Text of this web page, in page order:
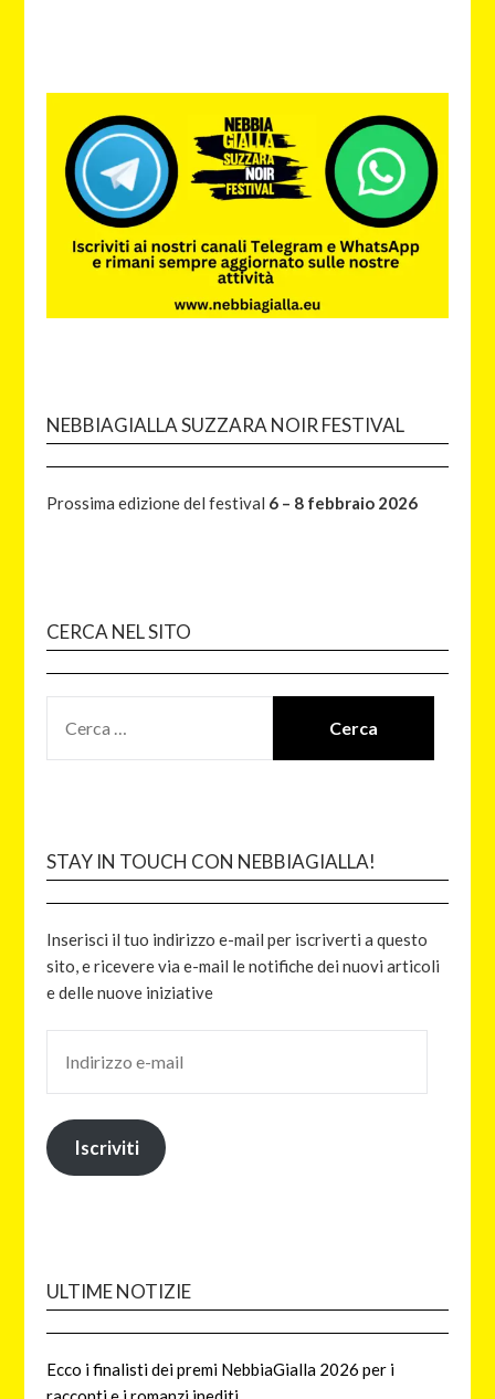
NEBBIAGIALLA SUZZARA NOIR FESTIVAL
Prossima edizione del festival 6 – 8 febbraio 2026
CERCA NEL SITO
STAY IN TOUCH CON NEBBIAGIALLA!
Inserisci il tuo indirizzo e-mail per iscriverti a questo
sito, e ricevere via e-mail le notifiche dei nuovi articoli
e delle nuove iniziative
Iscriviti
ULTIME NOTIZIE
Ecco i finalisti dei premi NebbiaGialla 2026 per i